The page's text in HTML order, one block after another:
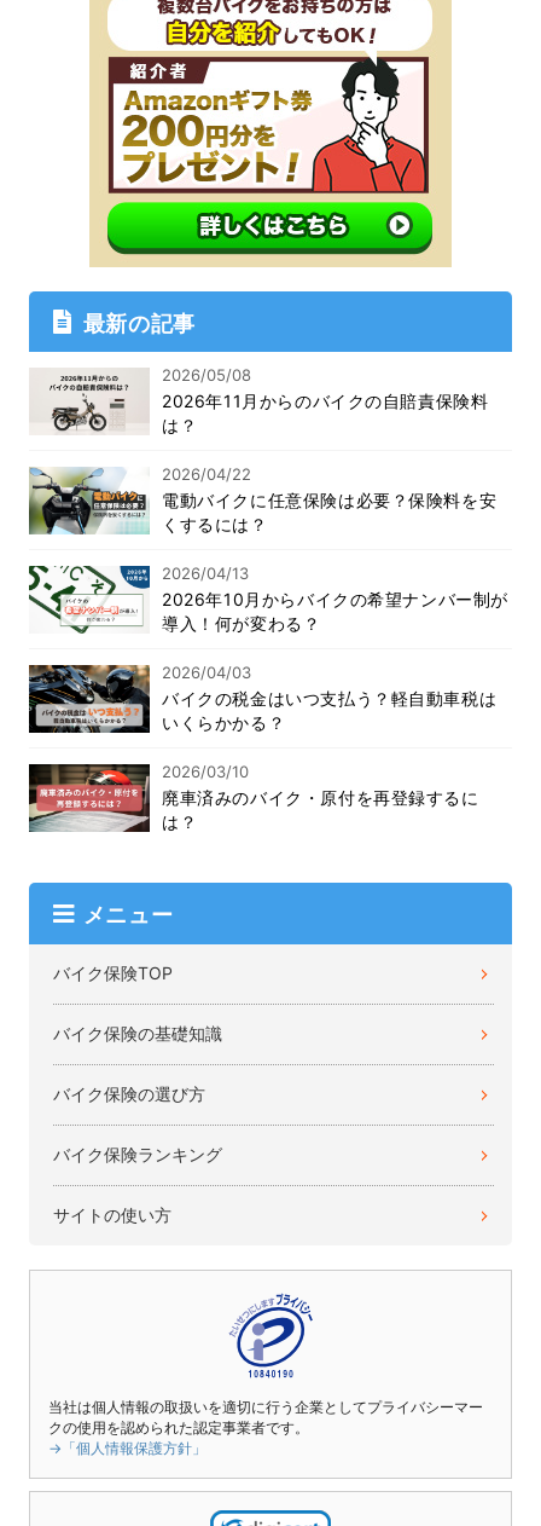
最新の記事
2026/05/08
2026年11月からのバイクの自賠責保険料
は？
2026/04/22
電動バイクに任意保険は必要？保険料を安
くするには？
2026/04/13
2026年10月からバイクの希望ナンバー制が
導入！何が変わる？
2026/04/03
バイクの税金はいつ支払う？軽自動車税は
いくらかかる？
2026/03/10
廃車済みのバイク・原付を再登録するに
は？
メニュー
バイク保険TOP
バイク保険の基礎知識
バイク保険の選び方
バイク保険ランキング
サイトの使い方
当社は個人情報の取扱いを適切に行う企業としてプライバシーマー
クの使用を認められた認定事業者です。
→「個人情報保護方針」